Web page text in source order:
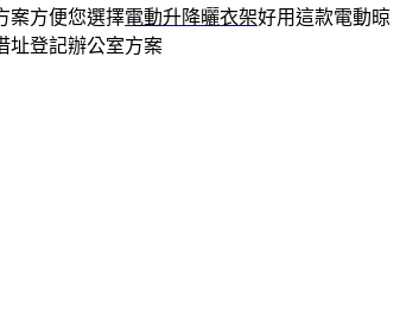
案方便您選擇電動升降曬衣架好用這款電動晾
址登記辦公室方案